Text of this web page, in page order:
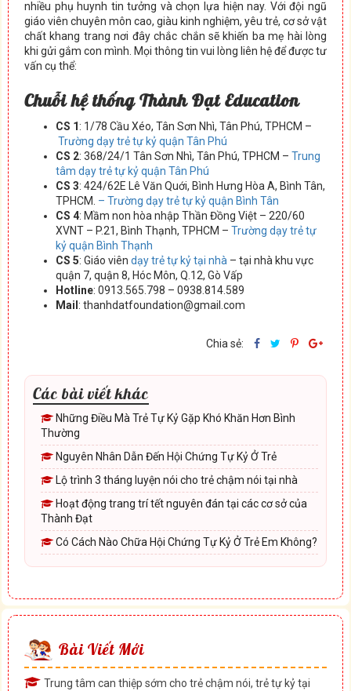
Bài Viết Mới
Trung tâm can thiệp sớm cho trẻ chậm nói, trẻ tự kỷ tại
nhiều phụ huynh tin tưởng và chọn lựa hiện nay. Với đội ngũ
giáo viên chuyên môn cao, giàu kinh nghiệm, yêu trẻ, cơ sở vật
chất khang trang nơi đây chắc chắn sẽ khiến ba mẹ hài lòng
khi gửi gắm con mình. Mọi thông tin vui lòng liên hệ để được tư
vấn cụ thể:
Chuỗi hệ thống Thành Đạt Education
CS 1 : 1/78 Cầu Xéo, Tân Sơn Nhì, Tân Phú, TPHCM –
Trường dạy trẻ tự kỷ quận Tân Phú
CS 2: 368/24/1 Tân Sơn Nhì, Tân Phú, TPHCM – Trung
tâm dạy trẻ tự kỷ quận Tân Phú
CS 3: 424/62E Lê Văn Quới, Bình Hưng Hòa A, Bình Tân,
TPHCM. – Trường dạy trẻ tự kỷ quận Bình Tân
CS 4: Mầm non hòa nhập Thần Đồng Việt – 220/60
XVNT – P.21, Bình Thạnh, TPHCM – Trường dạy trẻ tự
kỷ quận Bình Thạnh
CS 5: Giáo viên dạy trẻ tự kỷ tại nhà – tại nhà khu vực
quận 7, quận 8, Hóc Môn, Q.12, Gò Vấp
Hotline: 0913.565.798 – 0938.814.589
Mail : thanhdatfoundation@gmail.com
Chia sẻ:
Các bài viết khác
Những Điều Mà Trẻ Tự Kỷ Gặp Khó Khăn Hơn Bình
Thường
Nguyên Nhân Dẫn Đến Hội Chứng Tự Kỷ Ở Trẻ
Lộ trình 3 tháng luyện nói cho trẻ chậm nói tại nhà
Hoạt động trang trí tết nguyên đán tại các cơ sở của
Thành Đạt
Có Cách Nào Chữa Hội Chứng Tự Kỷ Ở Trẻ Em Không?